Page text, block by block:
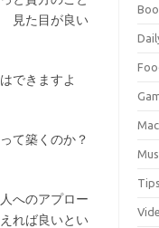
見た目が良い
できますよ
て築くのか？
へのアプロー
れば良いとい
Mac
Tips